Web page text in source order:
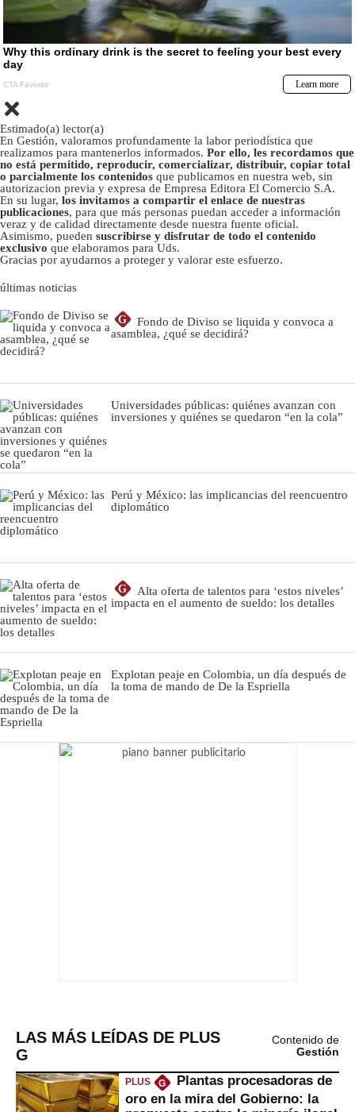
Estimado(a) lector(a)
En Gestión, valoramos profundamente la labor periodística que
realizamos para mantenerlos informados. Por ello, les recordamos que
no está permitido, reproducir, comercializar, distribuir, copiar total
o parcialmente los contenidos que publicamos en nuestra web, sin
autorizacion previa y expresa de Empresa Editora El Comercio S.A.
En su lugar, los invitamos a compartir el enlace de nuestras
publicaciones, para que más personas puedan acceder a información
veraz y de calidad directamente desde nuestra fuente oficial.
Asimismo, pueden suscribirse y disfrutar de todo el contenido
exclusivo que elaboramos para Uds.
Gracias por ayudarnos a proteger y valorar este esfuerzo.
últimas noticias
G
Fondo de Diviso se liquida y convoca a
asamblea, ¿qué se decidirá?
Universidades públicas: quiénes avanzan con
inversiones y quiénes se quedaron “en la cola”
Perú y México: las implicancias del reencuentro
diplomático
G
Alta oferta de talentos para ‘estos niveles’
impacta en el aumento de sueldo: los detalles
Explotan peaje en Colombia, un día después de
la toma de mando de De la Espriella
LAS MÁS LEÍDAS DE PLUS
G
Contenido de
Gestión
PLUS G
Plantas procesadoras de
oro en la mira del Gobierno: la